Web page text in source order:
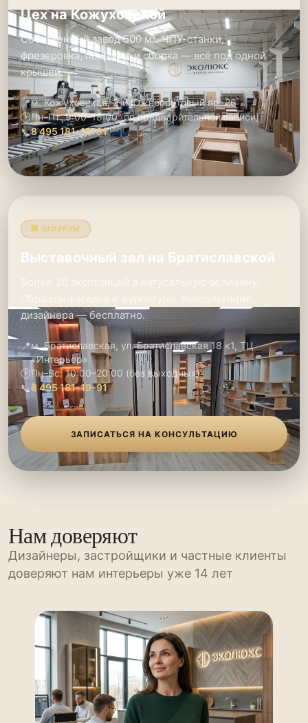
Цех на Кожуховской
Собственный завод 500 м². ЧПУ-станки,
фрезеровка, покраска и сборка — всё под одной
крышей.
📍м. Кожуховская, 2-й Южнопортовый пр. 26
🕑Пн–Пт: 9:00–18:00 (по предварительной записи)
📞8 495 181-19-91
🏢 ШОУРУМ
Выставочный зал на Братиславской
Более 30 экспозиций в натуральную величину.
Образцы фасадов и фурнитуры. Консультация
дизайнера — бесплатно.
📍м. Братиславская, ул. Братиславская 18 к1, ТЦ
«Интерьер»
🕑Пн–Вс: 10:00–20:00 (без выходных)
📞8 495 181-19-91
ЗАПИСАТЬСЯ НА КОНСУЛЬТАЦИЮ
Нам доверяют
Дизайнеры, застройщики и частные клиенты
доверяют нам интерьеры уже 14 лет